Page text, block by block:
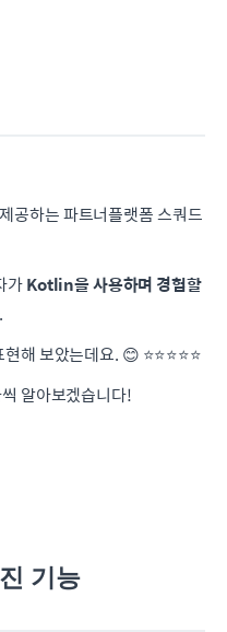
공하는 파트너플랫폼 스쿼드
가Kotlin을 사용하며 경험할
해 보았는데요. 😊 ⭐️⭐️⭐️⭐️⭐️
알아보겠습니다!
기능